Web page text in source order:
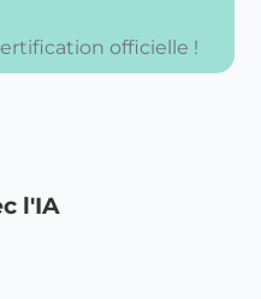
officielle !
l'IA